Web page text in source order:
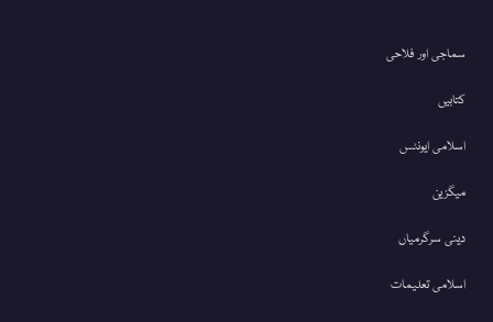
سماجی اور فلاحی
کتابیں
اسلامی ایونٹس
میگزین
دینی سرگرمیاں
اسلامی تعلیمات